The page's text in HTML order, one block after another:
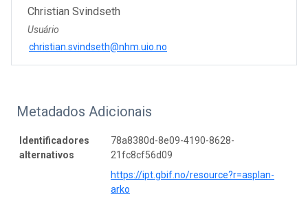
Christian Svindseth
Usuário
christian.svindseth@nhm.uio.no
Metadados Adicionais
Identificadores
alternativos
78a8380d-8e09-4190-8628-
21fc8cf56d09
https://ipt.gbif.no/resource?r=asplan-
arko